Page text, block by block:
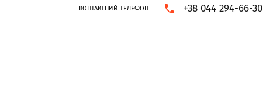
КОНТАКТНИЙ ТЕЛЕФОН +38 044 294-66-30